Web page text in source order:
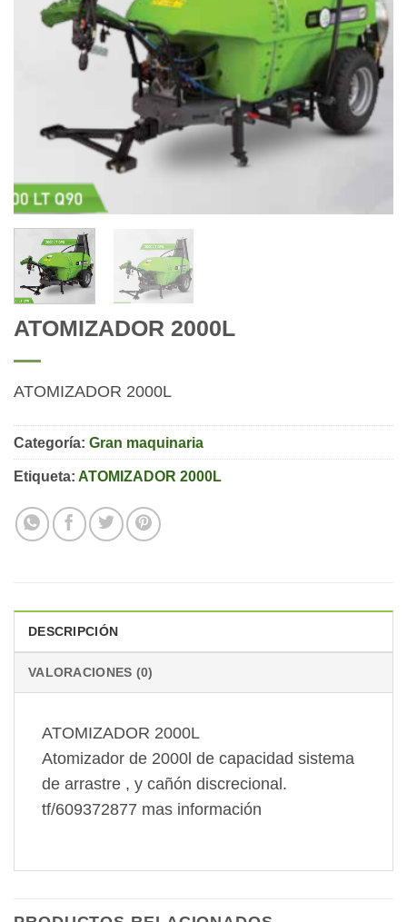
ATOMIZADOR 2000L
ATOMIZADOR 2000L
Categoría: Gran maquinaria
Etiqueta: ATOMIZADOR 2000L
DESCRIPCIÓN
VALORACIONES (0)
ATOMIZADOR 2000L
Atomizador de 2000l de capacidad sistema
de arrastre , y cañón discrecional.
tf/609372877 mas información